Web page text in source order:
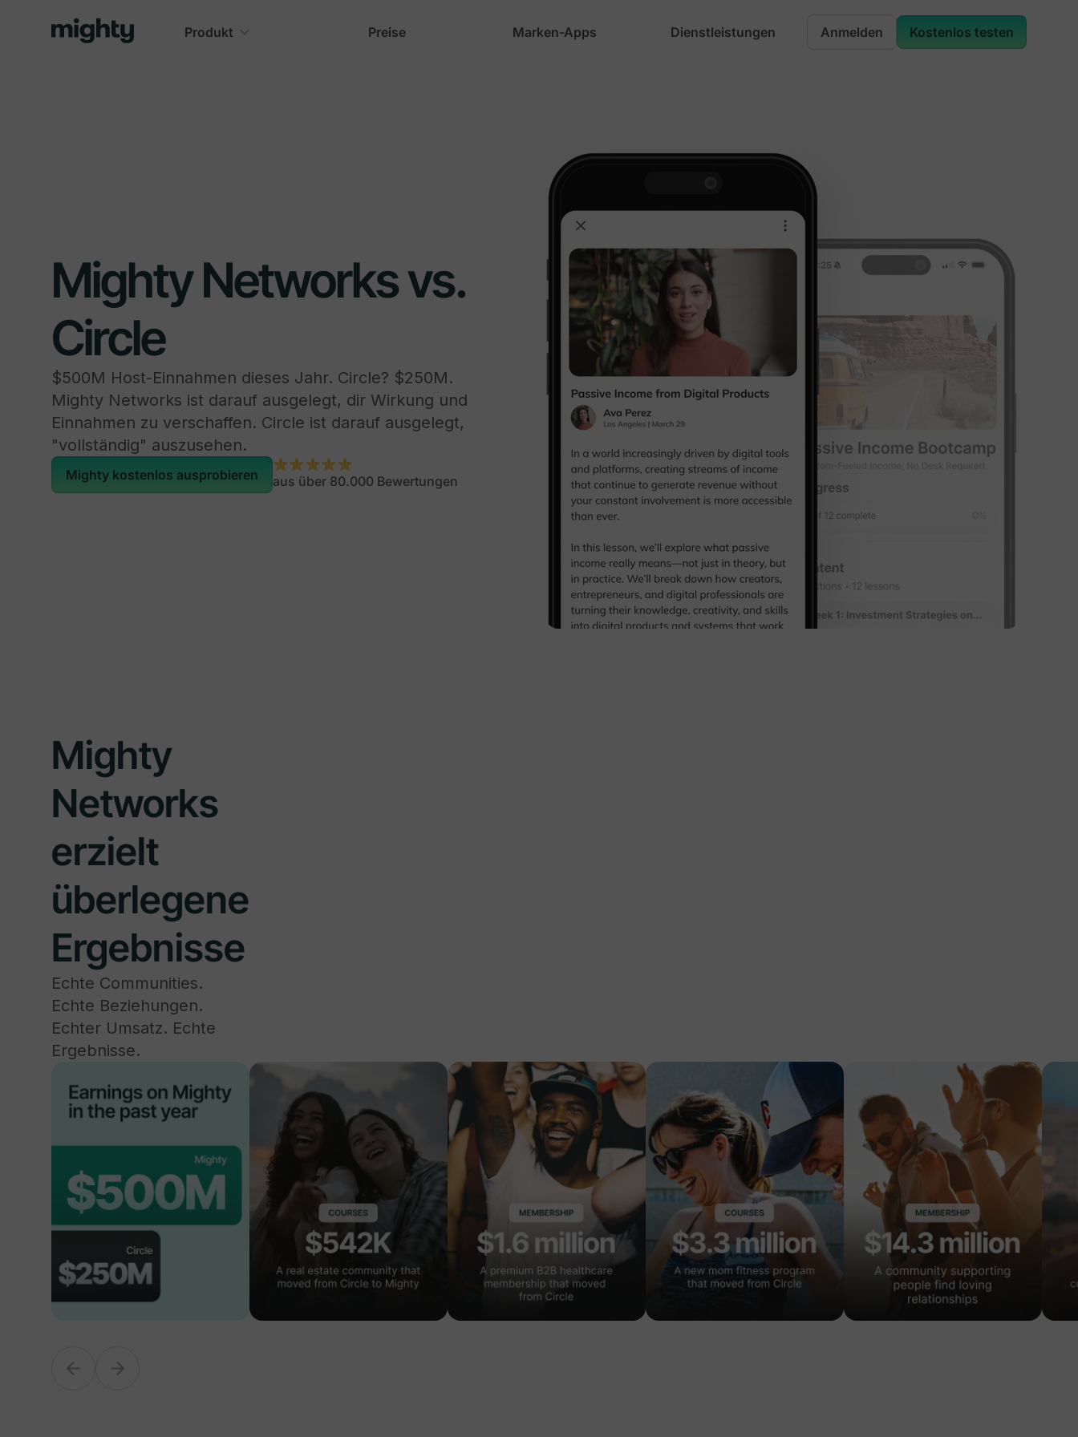
Produkt Preise Marken-Apps Dienstleistungen Anmelden Kostenlos testen
Mighty Networks vs.
Circle
$500M Host-Einnahmen dieses Jahr. Circle? $250M.
Mighty Networks ist darauf ausgelegt, dir Wirkung und
Einnahmen zu verschaffen. Circle ist darauf ausgelegt,
"vollständig" auszusehen.
Mighty kostenlos ausprobieren aus über 80.000 Bewertungen
Mighty
Networks
erzielt
überlegene
Ergebnisse
Echte Communities.
Echte Beziehungen.
Echter Umsatz. Echte
Ergebnisse.